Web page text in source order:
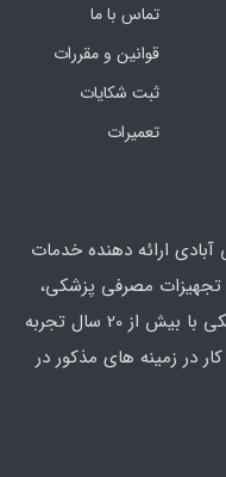
تماس با ما
قوانین و مقررات
ثبت شکایات
تعمیرات
ارائه دهنده خدمات
مصرفی پزشکی،
کالای پزشکی خانگی، بیمارستانی و کلینیکی با بیش از 20 سال تجربه
در زمینه های مذکور در